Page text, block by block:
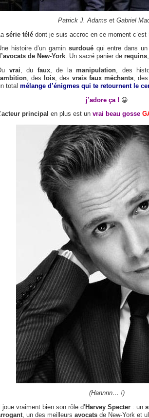
Patrick J. Adams et Gabriel
série télé dont je suis accroc en ce moment c’est
histoire d’un gamin surdouéqui entre dans
de New-York. Un sacré panier de requins
vrai, du faux, de la manipulation, des
ambition, des lois, des vrais faux méchants, des
total mélange d’énigmes qui te retournent le
j’adore ça ! 😀
acteur principal en plus est un vrai beau gosse
(Hannnn… !)
joue vraiment bien son rôle d’ Harvey Specter : un
, un des meilleurs avocats de New-York et